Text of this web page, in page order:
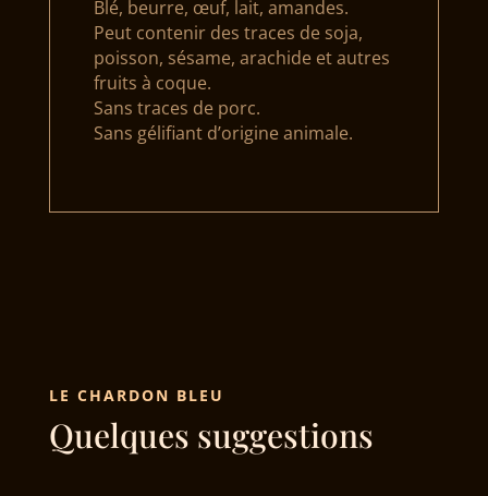
Blé, beurre, œuf, lait, amandes.
Peut contenir des traces de soja,
poisson, sésame, arachide et autres
fruits à coque.
Sans traces de porc.
Sans gélifiant d’origine animale.
LE CHARDON BLEU
Quelques suggestions